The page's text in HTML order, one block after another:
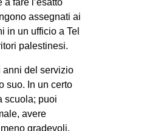
ORIENTE
ORIENTE
assegnati ai
in un ufficio a Tel
palestinesi.
anni del servizio
suo. In un certo
scuola; puoi
avere
gradevoli,